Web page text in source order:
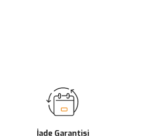
İade Garantisi